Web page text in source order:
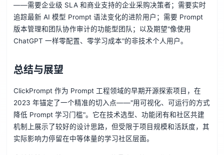
——需要企业级 SLA 和商业支持的企业采购决策者；需要实时
追踪最新 AI 模型 Prompt 语法变化的进阶用户；需要 Prompt
版本管理和团队协作审计的功能型团队；以及期望"像使用
ChatGPT 一样零配置、零学习成本"的非技术个人用户。
总结与展望
ClickPrompt 作为 Prompt 工程领域的早期开源探索项目，在
2023 年锚定了一个精准的切入点——"用可视化、可运行的方式
降低 Prompt 学习门槛"。它在技术选型、功能闭有和社区共建
机制上展示了较好的设计思路，但受限于项目规模和活跃度，其
实际影响力停留在中等体量的学习社区层面。